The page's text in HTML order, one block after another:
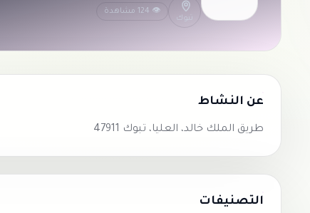
تبوك
👁 124 مشاهدة
عن النشاط
طريق الملك خالد، العليا، تبوك 47911
التصنيفات